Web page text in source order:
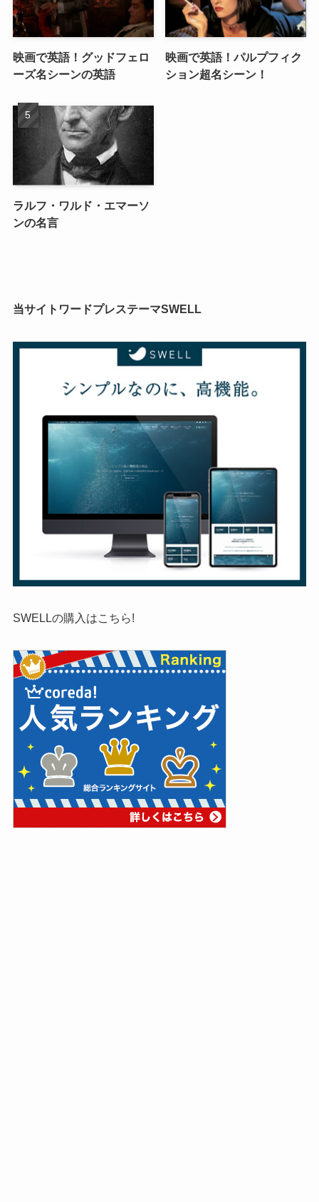
映画で英語！グッドフェロ
ーズ名シーンの英語
映画で英語！パルプフィク
ション超名シーン！
ラルフ・ワルド・エマーソ
ンの名言
当サイトワードプレステーマSWELL
SWELLの購入はこちら!